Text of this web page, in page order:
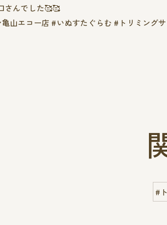
さんでした🥰🥰
山エコー店 #いぬすたぐらむ #トリミング
#